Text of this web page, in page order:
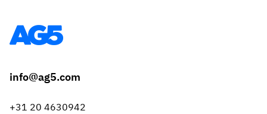
info@ag5.com
+31 20 4630942